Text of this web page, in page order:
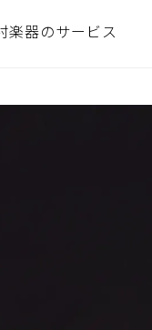
楽器のサービス